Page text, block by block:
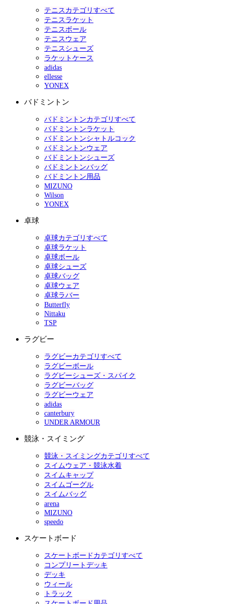
テニスカテゴリすべて
テニスラケット
テニスボール
テニスウェア
テニスシューズ
ラケットケース
adidas
ellesse
YONEX
バドミントン
バドミントンカテゴリすべて
バドミントンラケット
バドミントンシャトルコック
バドミントンウェア
バドミントンシューズ
バドミントンバッグ
バドミントン用品
MIZUNO
Wilson
YONEX
卓球
卓球カテゴリすべて
卓球ラケット
卓球ボール
卓球シューズ
卓球バッグ
卓球ウェア
卓球ラバー
Butterfly
Nittaku
TSP
ラグビー
ラグビーカテゴリすべて
ラグビーボール
ラグビーシューズ・スパイク
ラグビーバッグ
ラグビーウェア
adidas
canterbury
UNDER ARMOUR
競泳・スイミング
競泳・スイミングカテゴリすべて
スイムウェア・競泳水着
スイムキャップ
スイムゴーグル
スイムバッグ
arena
MIZUNO
speedo
スケートボード
スケートボードカテゴリすべて
コンプリートデッキ
デッキ
ウィール
トラック